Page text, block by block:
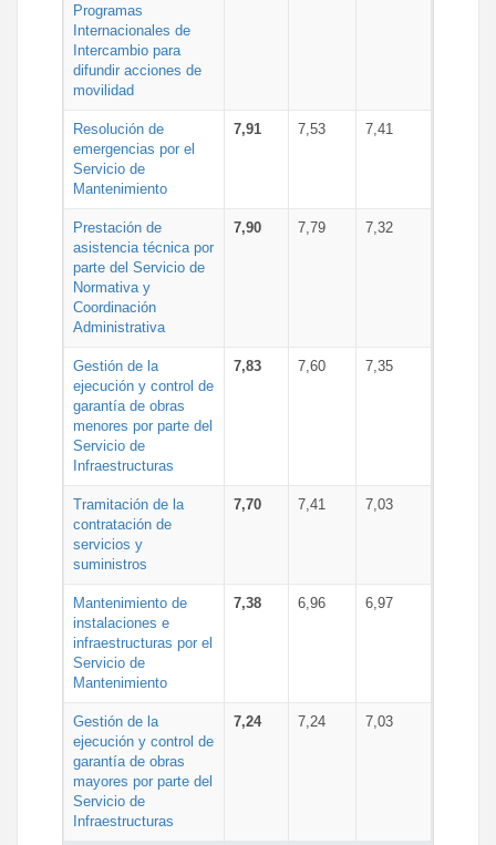
Programas
Internacionales de
Intercambio para
difundir acciones de
movilidad
Resolución de
emergencias por el
Servicio de
Mantenimiento
7,91 7,53 7,41
Prestación de
asistencia técnica por
parte del Servicio de
Normativa y
Coordinación
Administrativa
7,90 7,79 7,32
Gestión de la
ejecución y control de
garantía de obras
menores por parte del
Servicio de
Infraestructuras
7,83 7,60 7,35
Tramitación de la
contratación de
servicios y
suministros
7,70 7,41 7,03
Mantenimiento de
instalaciones e
infraestructuras por el
Servicio de
Mantenimiento
7,38 6,96 6,97
Gestión de la
ejecución y control de
garantía de obras
mayores por parte del
Servicio de
Infraestructuras
7,24 7,24 7,03